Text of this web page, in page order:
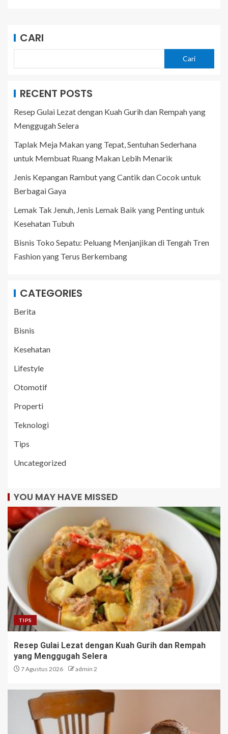
CARI
Cari
RECENT POSTS
Resep Gulai Lezat dengan Kuah Gurih dan Rempah yang
Menggugah Selera
Taplak Meja Makan yang Tepat, Sentuhan Sederhana
untuk Membuat Ruang Makan Lebih Menarik
Jenis Kepangan Rambut yang Cantik dan Cocok untuk
Berbagai Gaya
Lemak Tak Jenuh, Jenis Lemak Baik yang Penting untuk
Kesehatan Tubuh
Bisnis Toko Sepatu: Peluang Menjanjikan di Tengah Tren
Fashion yang Terus Berkembang
CATEGORIES
Berita
Bisnis
Kesehatan
Lifestyle
Otomotif
Properti
Teknologi
Tips
Uncategorized
YOU MAY HAVE MISSED
TIPS
Resep Gulai Lezat dengan Kuah Gurih dan Rempah
yang Menggugah Selera
7 Agustus 2026 admin 2